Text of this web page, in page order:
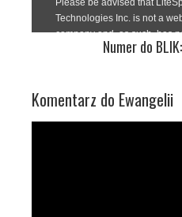
Numer do
Komentarz do Ewangelii